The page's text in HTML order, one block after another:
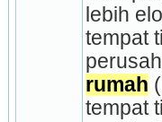
lebih
tempat
rumah
tempat